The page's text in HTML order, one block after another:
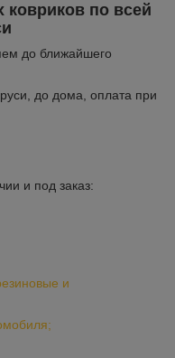
по всей
до ближайшего
до дома, оплата при
и под заказ:
и